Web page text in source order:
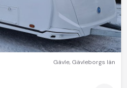
Gävle, Gävleborgs län